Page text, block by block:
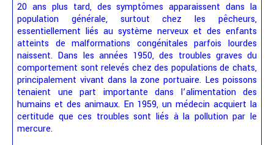
20 ans plus tard, des symptômes apparaissent dans la
population générale, surtout chez les pêcheurs,
essentiellement liés au système nerveux et des enfants
atteints de malformations congénitales parfois lourdes
naissent. Dans les années 1950, des troubles graves du
comportement sont relevés chez des populations de chats,
principalement vivant dans la zone portuaire. Les poissons
tenaient une part importante dans l’alimentation des
humains et des animaux. En 1959, un médecin acquiert la
certitude que ces troubles sont liés à la pollution par le
mercure.